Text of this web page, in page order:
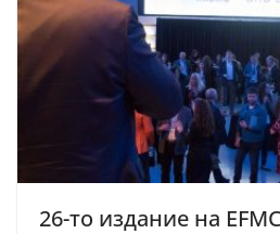
26-то издание на